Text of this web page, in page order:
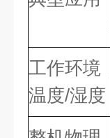
工作环境
温度/湿度